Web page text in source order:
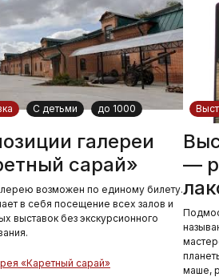
С детьми до 1000
галереи
сарай»
возможен по единому билету.
в себя посещение всех залов и
выставок без экскурсионного
«Каретный сарай»
—
маше,